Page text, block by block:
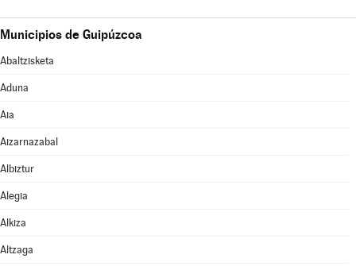
Municipios de Guipúzcoa
Abaltzisketa
Aduna
Aia
Aizarnazabal
Albiztur
Alegia
Alkiza
Altzaga